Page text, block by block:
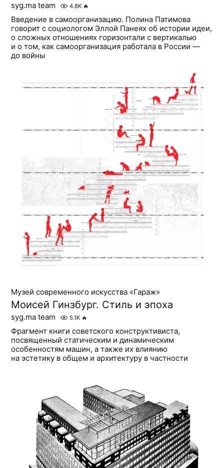
syg.ma team 4.8K 🔥
Введение в самоорганизацию. Полина Патимова
говорит с социологом Эллой Панеях об истории идеи,
о сложных отношениях горизонтали с вертикалью
и о том, как самоорганизация работала в России —
до войны
Музей современного искусства «Гараж»
Моисей Гинзбург. Стиль и эпоха
syg.ma team 5.1K 🔥
Фрагмент книги советского конструктивиста,
посвященный статическим и динамическим
особенностям машин, а также их влиянию
на эстетику в общем и архитектуру в частности